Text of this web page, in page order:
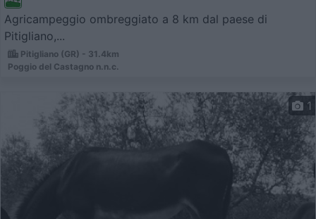
Agricampeggio ombreggiato a 8 km dal paese di
Pitigliano,...
Pitigliano (GR) - 31.4km
Poggio del Castagno n.n.c.
1